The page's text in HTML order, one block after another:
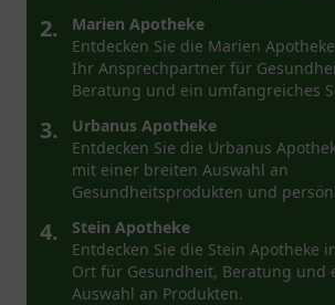
2.
Marien Apotheke
Entdecken Sie die Marien
Ihr Ansprechpartner für
Beratung und ein umfangreiches
3.
Urbanus Apotheke
Entdecken Sie die Urbanus
mit einer breiten Auswahl an
Gesundheitsprodukten und
4.
Stein Apotheke
Entdecken Sie die Stein Apotheke
Ort für Gesundheit, Beratung und
Auswahl an Produkten.